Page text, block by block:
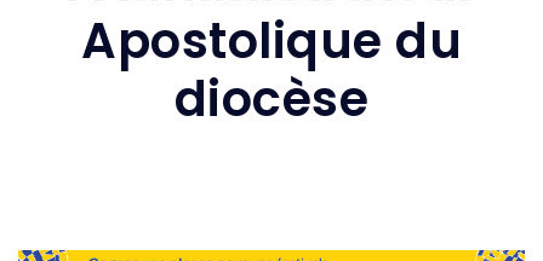
Apostolique du
diocèse